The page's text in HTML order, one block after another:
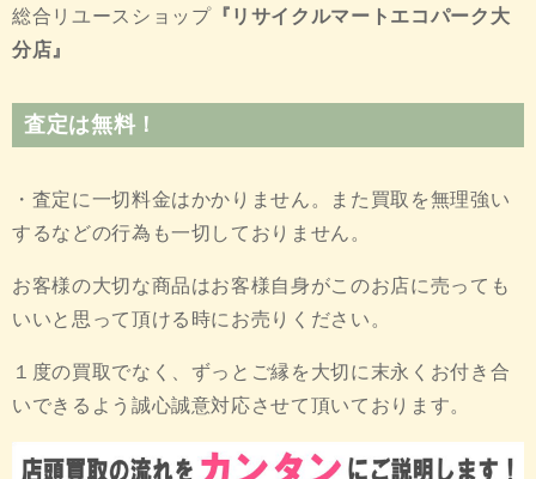
総合リユースショップ『リサイクルマートエコパーク大
分店』
査定は無料！
・査定に一切料金はかかりません。また買取を無理強い
するなどの行為も一切しておりません。
お客様の大切な商品はお客様自身がこのお店に売っても
いいと思って頂ける時にお売りください。
１度の買取でなく、ずっとご縁を大切に末永くお付き合
いできるよう誠心誠意対応させて頂いております。